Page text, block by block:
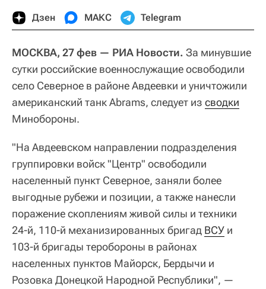
Дзен МАКС Telegram
МОСКВА, 27 фев — РИА Новости. За минувшие
сутки российские военнослужащие освободили
село Северное в районе Авдеевки и уничтожили
американский танк Abrams, следует из сводки
Минобороны.
"На Авдеевском направлении подразделения
группировки войск "Центр" освободили
населенный пункт Северное, заняли более
выгодные рубежи и позиции, а также нанесли
поражение скоплениям живой силы и техники
24-й, 110-й механизированных бригад ВСУ и
103-й бригады теробороны в районах
населенных пунктов Майорск, Бердычи и
Розовка Донецкой Народной Республики", —